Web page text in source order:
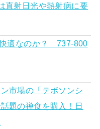
直射日光や熱射病に要
適なのか？ 737-800
市場の「テボソンシ
題の禅食を購入！日